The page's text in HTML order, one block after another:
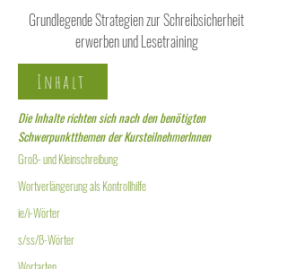
Grundlegende Strategien zur Schreibsicherheit
erwerben und Lesetraining
Inhalt
Die Inhalte richten sich nach den benötigten
Schwerpunktthemen der KursteilnehmerInnen
Groß- und Kleinschreibung
Wortverlängerung als Kontrollhilfe
ie/i-Wörter
s/ss/ß-Wörter